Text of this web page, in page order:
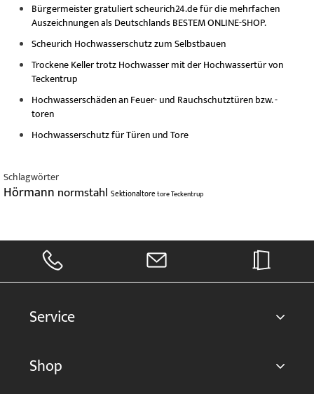
Bürgermeister gratuliert scheurich24.de für die mehrfachen
Auszeichnungen als Deutschlands BESTEM ONLINE-SHOP.
Scheurich Hochwasserschutz zum Selbstbauen
Trockene Keller trotz Hochwasser mit der Hochwassertür von
Teckentrup
Hochwasserschäden an Feuer- und Rauchschutztüren bzw. -
toren
Hochwasserschutz für Türen und Tore
Schlagwörter
Hörmann normstahl SektionaltoretoreTeckentrup
Service
Shop